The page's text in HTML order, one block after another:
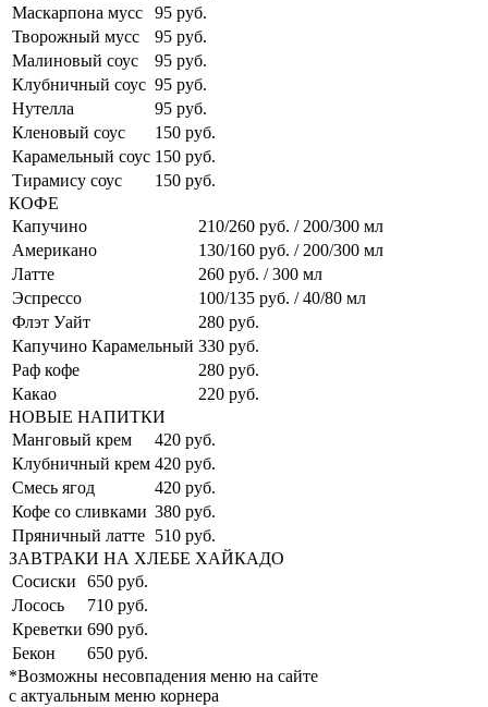
Маскарпона мусс
95 руб.
Творожный мусс
95 руб.
Малиновый соус
95 руб.
Клубничный соус 95 руб.
Нутелла
95 руб.
Кленовый соус
150 руб.
Карамельный соус 150 руб.
Тирамису соус
150 руб.
КОФЕ
Капучино
210/260 руб. / 200/300 мл
Американо
130/160 руб. / 200/300 мл
Латте
260 руб. / 300 мл
Эспрессо
100/135 руб. / 40/80 мл
Флэт Уайт
280 руб.
Капучино Карамельный 330 руб.
Раф кофе
280 руб.
Какао
220 руб.
НОВЫЕ НАПИТКИ
Манговый крем
420 руб.
Клубничный крем 420 руб.
Смесь ягод
420 руб.
Кофе со сливками 380 руб.
Пряничный латте 510 руб.
ЗАВТРАКИ НА ХЛЕБЕ ХАЙКАДО
Сосиски
650 руб.
Лосось
710 руб.
Креветки 690 руб.
Бекон
650 руб.
*Возможны несовпадения меню на сайте
с актуальным меню корнера